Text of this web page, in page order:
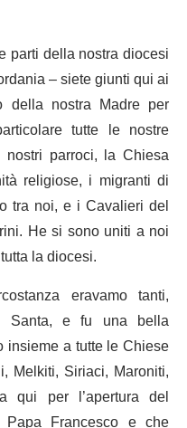
parti della nostra diocesi
– siete giunti qui ai
della nostra Madre per
tutte le nostre
parroci, la Chiesa
religiose, i migranti di
tra noi, e i Cavalieri del
He si sono uniti a noi
la diocesi.
eravamo tanti,
Santa, e fu una bella
a tutte le Chiese
Melkiti, Siriaci, Maroniti,
per l’apertura del